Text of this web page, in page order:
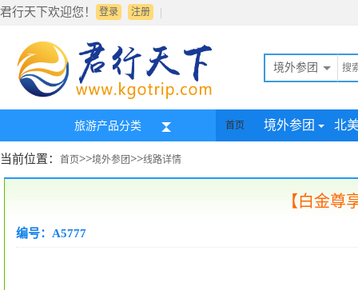
君行天下欢迎您！ 登录 |
注册
境外参团
旅游产品分类 首页 境外参团 北
当前位置： 首页>>境外参团>>线路详情
【白金尊
编号：A5777